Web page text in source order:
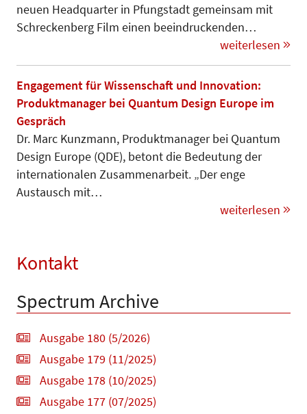
neuen Headquarter in Pfungstadt gemeinsam mit
Schreckenberg Film einen beeindruckenden…
weiterlesen
Engagement für Wissenschaft und Innovation:
Produktmanager bei Quantum Design Europe im
Gespräch
Dr. Marc Kunzmann, Produktmanager bei Quantum
Design Europe (QDE), betont die Bedeutung der
internationalen Zusammenarbeit. „Der enge
Austausch mit…
weiterlesen
Kontakt
Spectrum Archive
Ausgabe 180 (5/2026)
Ausgabe 179 (11/2025)
Ausgabe 178 (10/2025)
Ausgabe 177 (07/2025)